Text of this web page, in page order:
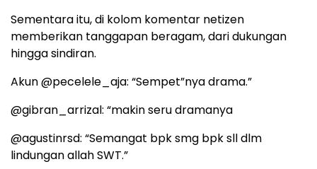
Sementara itu, di kolom komentar netizen
memberikan tanggapan beragam, dari dukungan
hingga sindiran.
Akun @pecelele_aja: “Sempet”nya drama.”
@gibran_arrizal: “makin seru dramanya
@agustinrsd: “Semangat bpk smg bpk sll dlm
lindungan allah SWT.”